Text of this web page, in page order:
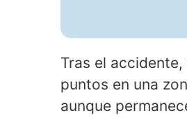
Tras el
puntos en una
aunque